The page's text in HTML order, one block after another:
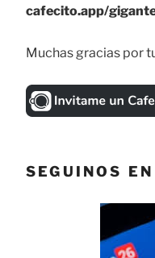
cafecito.app/
Muchas gracias por
SEGUINOS